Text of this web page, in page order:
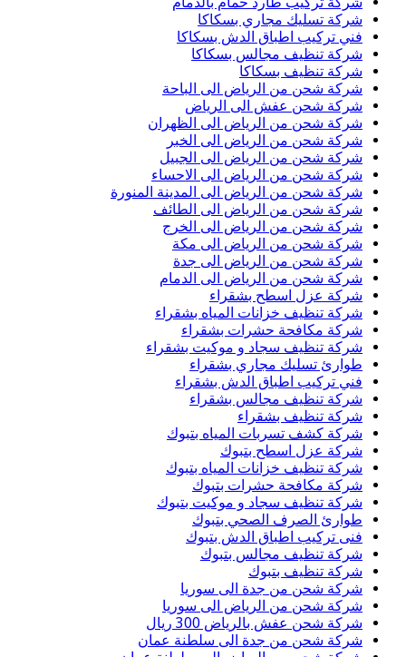
شركة تسليك مجاري بسكاكا
فني تركيب اطباق الدش بسكاكا
شركة تنظيف مجالس بسكاكا
شركة تنظيف بسكاكا
شركة شحن من الرياض الى الباحة
شركة شحن عفش الى الرياض
شركة شحن من الرياض الى الظهران
شركة شحن من الرياض الى الخبر
شركة شحن من الرياض الى الجبيل
شركة شحن من الرياض الى الاحساء
شركة شحن من الرياض الى المدينة المنورة
شركة شحن من الرياض الى الطائف
شركة شحن من الرياض الى الخرج
شركة شحن من الرياض الى مكة
شركة شحن من الرياض الى جدة
شركة شحن من الرياض الى الدمام
شركة عزل اسطح بشقراء
شركة تنظيف خزانات المياه بشقراء
شركة مكافحة حشرات بشقراء
شركة تنظيف سجاد و موكيت بشقراء
طوارئ تسليك مجاري بشقراء
فني تركيب اطباق الدش بشقراء
شركة تنظيف مجالس بشقراء
شركة تنظيف بشقراء
شركة كشف تسربات المياه بتبوك
شركة عزل اسطح بتبوك
شركة تنظيف خزانات المياه بتبوك
شركة مكافحة حشرات بتبوك
شركة تنظيف سجاد و موكيت بتبوك
طوارئ الصرف الصحي بتبوك
فنى تركيب اطباق الدش بتبوك
شركة تنظيف مجالس بتبوك
شركة تنظيف بتبوك
شركة شحن من جدة الى سوريا
شركة شحن من الرياض الى سوريا
شركة شحن عفش بالرياض 300 ريال
شركة شحن من جدة الى سلطنة عمان